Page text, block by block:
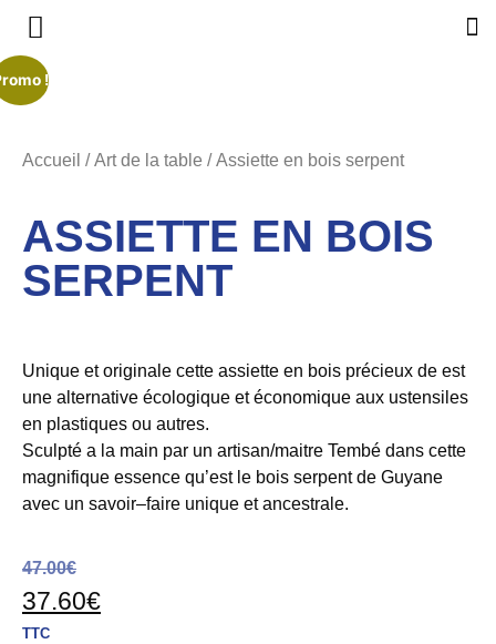
!
Accueil /Art de la table / Assiette en bois serpent
ASSIETTE EN BOIS
SERPENT
Unique et originale cette assiette en bois précieux de est
une alternative écologique et économique aux ustensiles
en plastiques ou autres.
Sculpté a la main par un artisan/maitre Tembé dans cette
magnifique essence qu’est le bois serpent de Guyane
avec un savoir–faire unique et ancestrale.
47.00€
37.60€
TTC